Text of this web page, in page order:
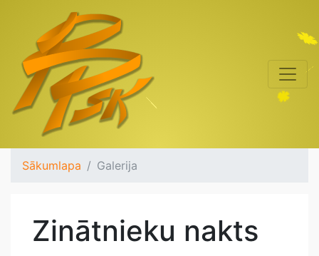
Sākumlapa Galerija
Zinātnieku nakts